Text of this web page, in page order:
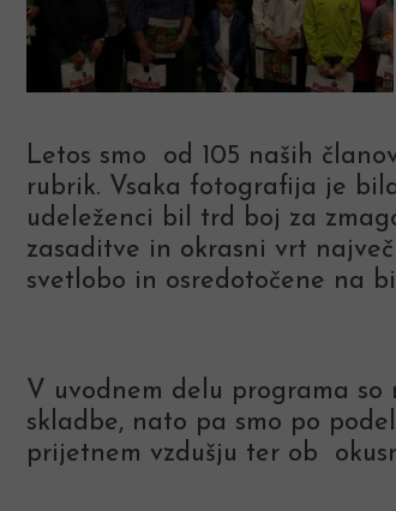
Letos smo od 105 naših
rubrik. Vsaka fotografija je
udeleženci bil trd boj za
zasaditve in okrasni vrt
svetlobo in osredotočene na
V uvodnem delu programa
skladbe, nato pa smo po
prijetnem vzdušju ter ob